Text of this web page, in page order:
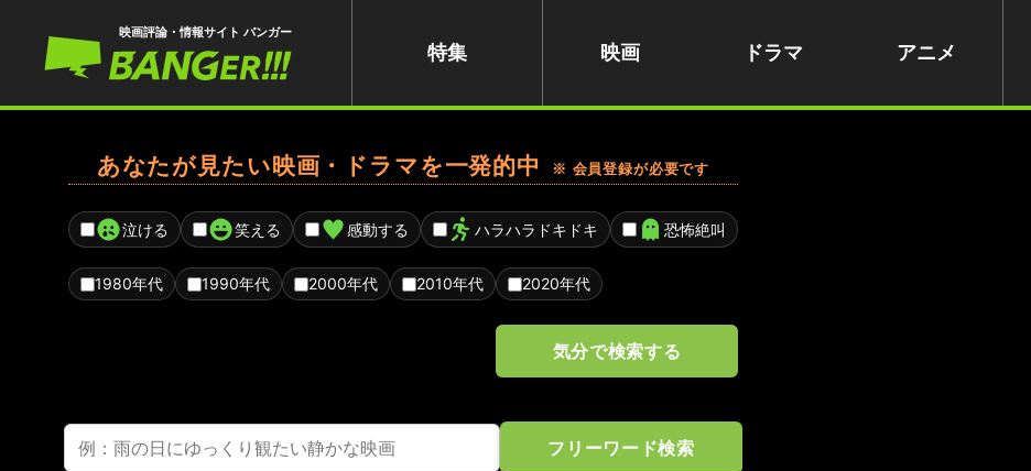
映画評論・情報サイト バンガー
特集 映画 ドラマ アニメ
あなたが見たい映画・ドラマを一発的中 ※ 会員登録が必要です
泣ける 笑える 感動する ハラハラドキドキ 恐怖絶叫
1980年代 1990年代 2000年代 2010年代 2020年代
気分で検索する
フリーワード検索